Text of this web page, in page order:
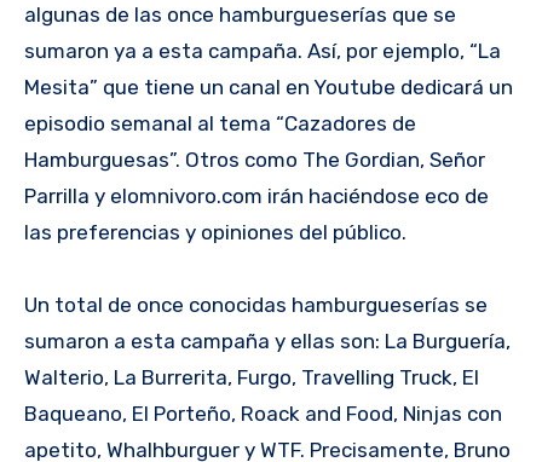
algunas de las once hamburgueserías que se
sumaron ya a esta campaña. Así, por ejemplo, “La
Mesita” que tiene un canal en Youtube dedicará un
episodio semanal al tema “Cazadores de
Hamburguesas”. Otros como The Gordian, Señor
Parrilla y elomnivoro.com irán haciéndose eco de
las preferencias y opiniones del público.
Un total de once conocidas hamburgueserías se
sumaron a esta campaña y ellas son: La Burguería,
Walterio, La Burrerita, Furgo, Travelling Truck, El
Baqueano, El Porteño, Roack and Food, Ninjas con
apetito, Whalhburguer y WTF. Precisamente, Bruno